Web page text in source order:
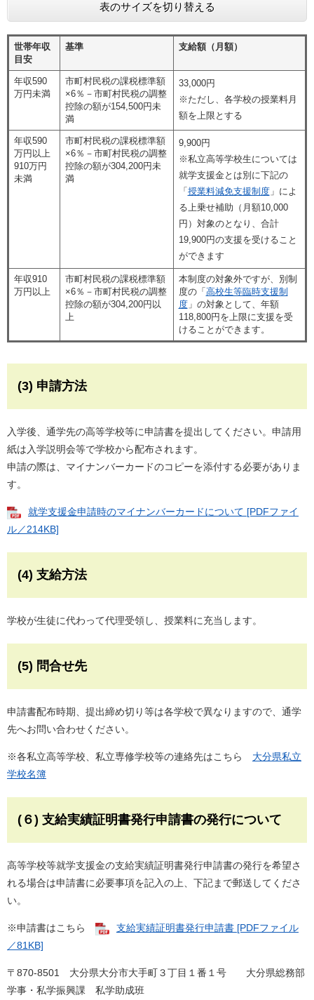
表のサイズを切り替える
世帯年収
目安
基準 支給額（月額）
年収590
万円未満
市町村民税の課税標準額
×6％－市町村民税の調整
控除の額が154,500円未
満
33,000円
※ただし、各学校の授業料月
額を上限とする
年収590
万円以上
910万円
未満
市町村民税の課税標準額
×6％－市町村民税の調整
控除の額が304,200円未
満
9,900円
※私立高等学校生については
就学支援金とは別に下記の
「 授業料減免支援制度」によ
る上乗せ補助（月額10,000
円）対象のとなり、合計
19,900円の支援を受けること
ができます
年収910
万円以上
市町村民税の課税標準額
×6％－市町村民税の調整
控除の額が304,200円以
上
本制度の対象外ですが、別制
度の「 高校生等臨時支援制
度」の対象として、年額
118,800円を上限に支援を受
けることができます。
(3) 申請方法
入学後、通学先の高等学校等に申請書を提出してください。申請用
紙は入学説明会等で学校から配布されます。
申請の際は、マイナンバーカードのコピーを添付する必要がありま
す。
就学支援金申請時のマイナンバーカードについて [PDFファイ
ル／214KB]
(4) 支給方法
学校が生徒に代わって代理受領し、授業料に充当します。
(5) 問合せ先
申請書配布時期、提出締め切り等は各学校で異なりますので、通学
先へお問い合わせください。
※各私立高等学校、私立専修学校等の連絡先はこちら 大分県私立
学校名簿
(６) 支給実績証明書発行申請書の発行について
高等学校等就学支援金の支給実績証明書発行申請書の発行を希望さ
れる場合は申請書に必要事項を記入の上、下記まで郵送してくださ
い。
※申請書はこちら
支給実績証明書発行申請書 [PDFファイル
／81KB]
〒870-8501 大分県大分市大手町３丁目１番１号 大分県総務部
学事・私学振興課 私学助成班